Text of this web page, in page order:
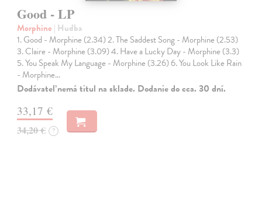
Good - LP
Morphine | Hudba
1. Good - Morphine (2.34) 2. The Saddest Song - Morphine (2.53)
3. Claire - Morphine (3.09) 4. Have a Lucky Day - Morphine (3.3)
5. You Speak My Language - Morphine (3.26) 6. You Look Like Rain
- Morphine…
Dodávateľ nemá titul na sklade. Dodanie do cca. 30 dní.
33,17 €
34,20 € ?